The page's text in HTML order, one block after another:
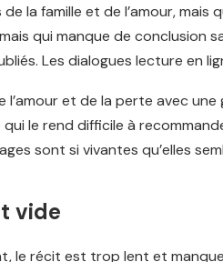
la famille et de l’amour,
qui manque de
Les dialogues lecture en
l’amour et de la perte avec
le rend difficile à
sont si vivantes qu’elles
vide
le récit est trop lent et